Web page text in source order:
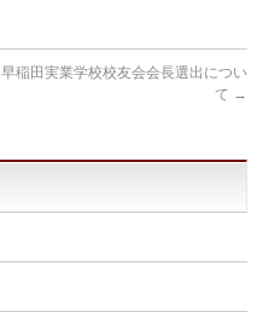
早稲田実業学校校友会会長選出につい
て →